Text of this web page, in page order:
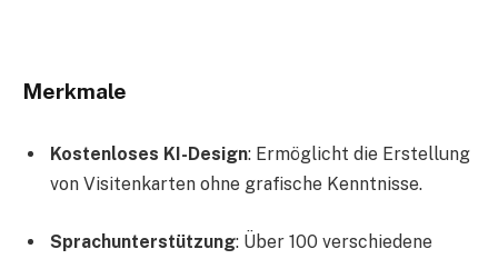
Merkmale
Kostenloses KI-Design: Ermöglicht die Erstellung
von Visitenkarten ohne grafische Kenntnisse.
Sprachunterstützung: Über 100 verschiedene